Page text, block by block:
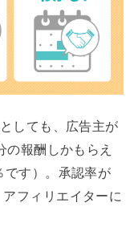
しても、広告主が
報酬しかもらえ
です）。承認率が
フィリエイターに